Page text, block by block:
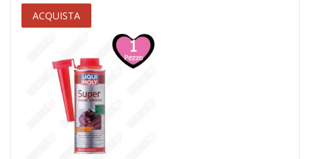
ACQUISTA